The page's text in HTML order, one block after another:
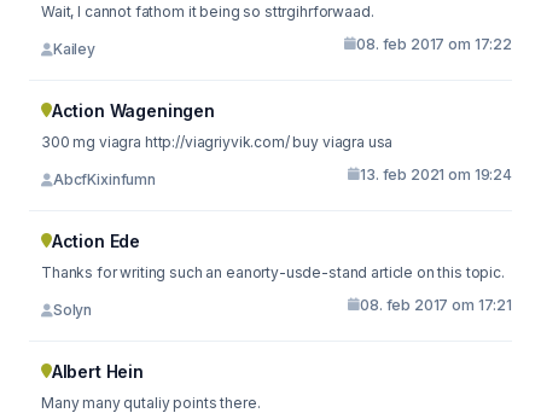
Wait, I cannot fathom it being so sttrgihrforwaad.
Kailey 08. feb 2017 om 17:22
Action Wageningen
300 mg viagra http://viagriyvik.com/ buy viagra usa
AbcfKixinfumn 13. feb 2021 om 19:24
Action Ede
Thanks for writing such an eanorty-usde-stand article on this topic.
Solyn 08. feb 2017 om 17:21
Albert Hein
Many many qutaliy points there.